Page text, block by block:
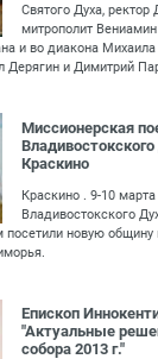
Святого Духа, ректор
митрополит
и во диакона
и Димитрий
Миссионерская
Краскино
Краскино . 9-10
Владивостокского
посетили новую
Епископ
"Актуальные
собора 2013 г."